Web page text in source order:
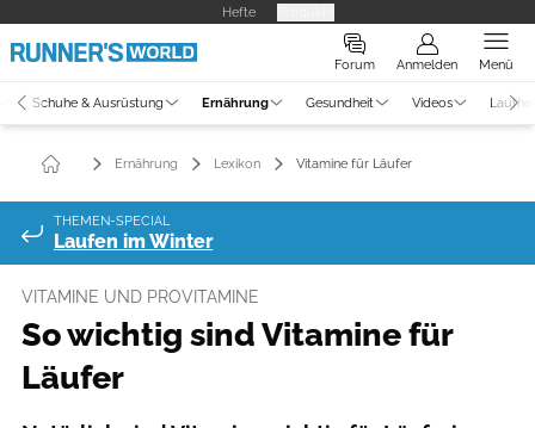
Hefte
Forum Anmelden Menü
Schuhe & Ausrüstung Ernährung Gesundheit Videos
Ernährung Lexikon Vitamine für Läufer
THEMEN-SPECIAL
Laufen im Winter
VITAMINE UND PROVITAMINE
So wichtig sind Vitamine für
Läufer